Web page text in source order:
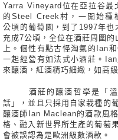
Yarra Vineyard位在亞拉谷最
的Steel Creek村，一開始種
公頃的葡萄園，到了1997年也
充成7公頃，全位在酒莊周圍的
上。個性有點古怪淘氣的Ian
一起經營有如法式小酒莊。
來釀酒，紅酒精巧細緻，如高
酒莊的釀酒哲學是「
話」，並且只採用自家栽種的
釀酒師Ian Maclean的酒款風
格、融入新世界所生產的葡萄
會被誤認為是歐洲級數酒款。